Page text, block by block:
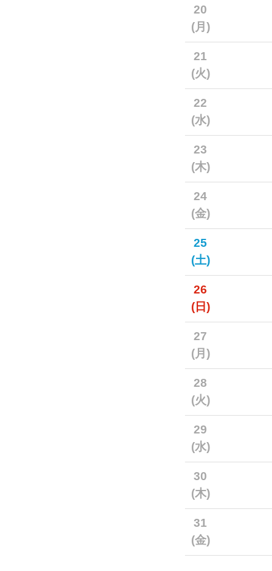
20
(月)
21
(火)
22
(水)
23
(木)
24
(金)
25
(土)
26
(日)
27
(月)
28
(火)
29
(水)
30
(木)
31
(金)